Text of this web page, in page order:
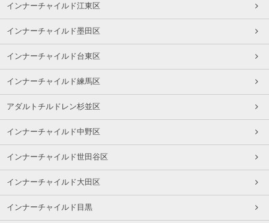
インナーチャイルド江東区
インナーチャイルド墨田区
インナーチャイルド台東区
インナーチャイルド練馬区
アダルトチルドレン杉並区
インナーチャイルド中野区
インナーチャイルド世田谷区
インナーチャイルド大田区
インナーチャイルド目黒